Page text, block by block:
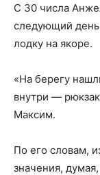
С 30 числа
следующий
лодку на якоре.
«На берегу
внутри —
Максим.
По его словам,
значения,